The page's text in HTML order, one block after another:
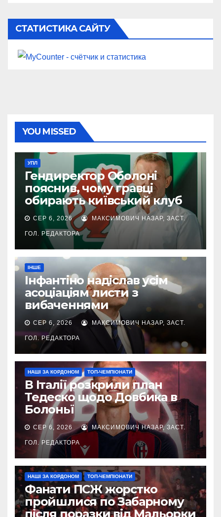
СТАТИСТИКА САЙТУ
YOU MISSED
УПЛ
Гендиректор Оболоні
пояснив, чому гравці
обирають київський клуб
СЕР 6, 2026 МАКСИМОВИЧ НАЗАР, ЗАСТ.
ГОЛ. РЕДАКТОРА
ІНШЕ
Інфантіно надіслав усім
асоціаціям листи з
вибаченнями
СЕР 6, 2026 МАКСИМОВИЧ НАЗАР, ЗАСТ.
ГОЛ. РЕДАКТОРА
НАШІ ЗА КОРДОНОМ ТОП-ЧЕМПІОНАТИ
В Італії розкрили план
Тедеско щодо Довбика в
Болоньї
СЕР 6, 2026 МАКСИМОВИЧ НАЗАР, ЗАСТ.
ГОЛ. РЕДАКТОРА
НАШІ ЗА КОРДОНОМ ТОП-ЧЕМПІОНАТИ
Фанати ПСЖ жорстко
пройшлися по Забарному
після поразки від Мальорки